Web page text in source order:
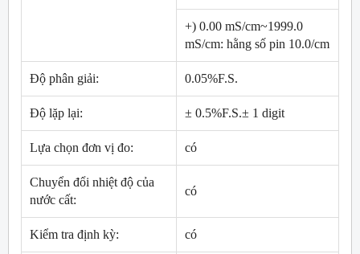
+) 0.00 mS/cm~1999.0
mS/cm: hằng số pin 10.0/cm
Độ phân giải: 0.05%F.S.
Độ lặp lại: ± 0.5%F.S.± 1 digit
Lựa chọn đơn vị đo: có
Chuyển đổi nhiệt độ của
nước cất:
có
Kiểm tra định kỳ: có